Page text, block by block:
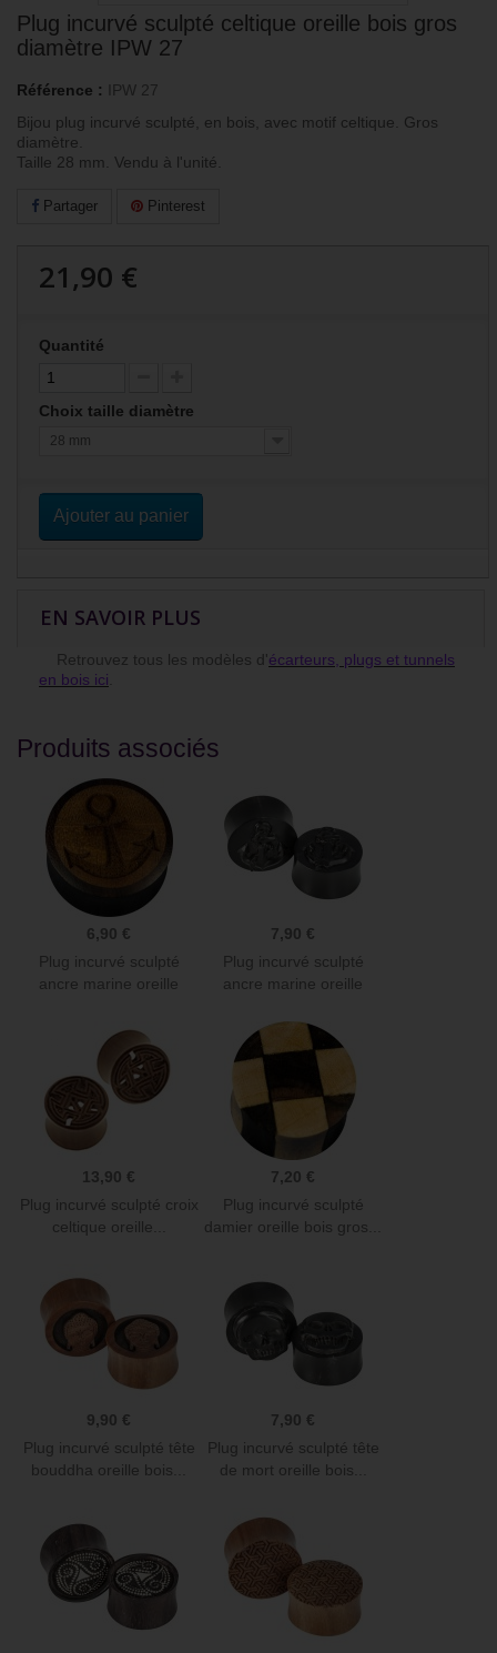
Plug incurvé sculpté celtique oreille bois gros
diamètre IPW 27
Référence :
IPW 27
Bijou plug incurvé sculpté, en bois, avec motif celtique. Gros
diamètre.
Taille 28 mm. Vendu à l'unité.
Partager Pinterest
21,90 €
Quantité
Choix taille diamètre
28 mm
Ajouter au panier
EN SAVOIR PLUS
Retrouvez tous les modèles d'écarteurs, plugs et tunnels
en bois ici
Produits associés
6,90 €
Plug incurvé sculpté
ancre marine oreille
7,90 €
Plug incurvé sculpté
ancre marine oreille
13,90 €
Plug incurvé sculpté croix
celtique oreille...
7,20 €
Plug incurvé sculpté
damier oreille bois gros...
9,90 €
Plug incurvé sculpté tête
bouddha oreille bois...
7,90 €
Plug incurvé sculpté tête
de mort oreille bois...